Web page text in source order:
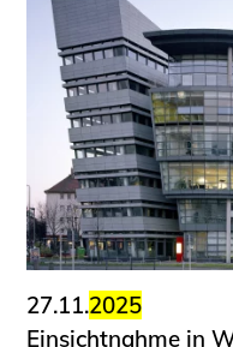
27.11.2025
Einsichtnahme in